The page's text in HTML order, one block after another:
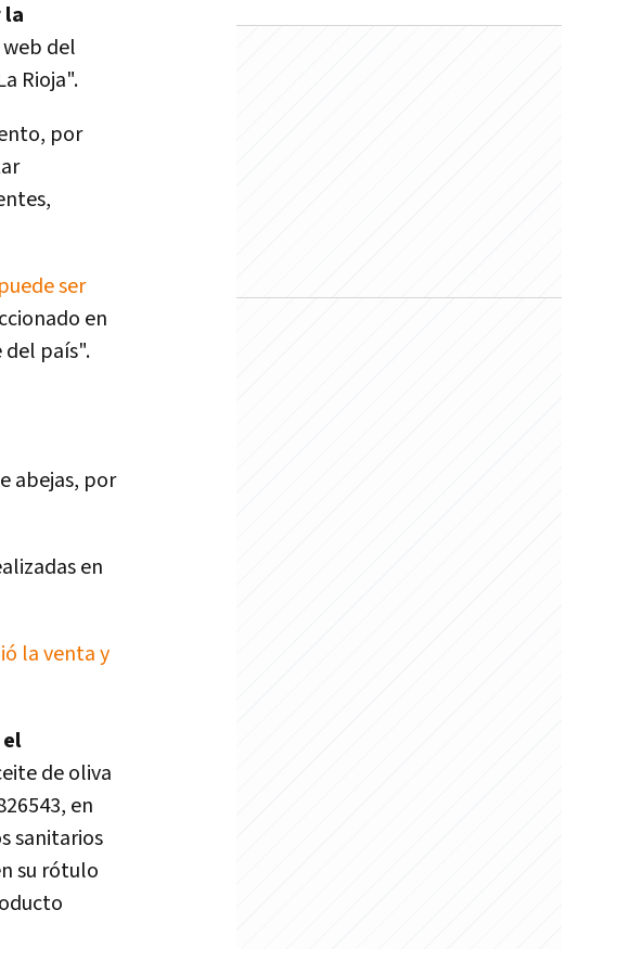
la
del
Rioja".
por
ser
en
país".
abejas, por
en
la venta y
de oliva
en
sanitarios
su rótulo